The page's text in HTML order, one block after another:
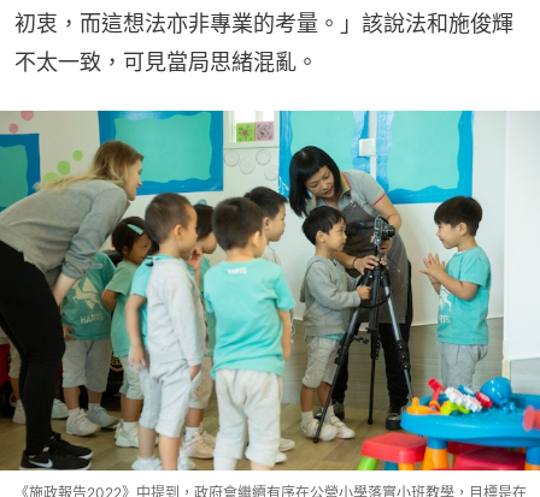
初衷，而這想法亦非專業的考量。」該說法和施俊輝
不太一致，可見當局思緒混亂。
《施政報告2022》中提到，政府會繼續有序在公營小學落實小班教學，目標是在